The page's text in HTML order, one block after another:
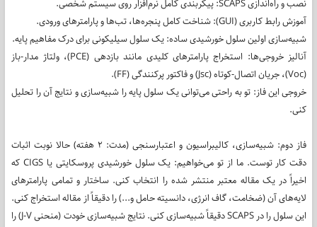
نصب و راه‌اندازی SCAPS: پیکربندی کامل نرم‌افزار روی سیستم شخصی.
آموزش رابط کاربری (GUI): شناخت کامل پنجره‌ها، تب‌ها و پارامترهای ورودی.
شبیه‌سازی اولین سلول خورشیدی ساده: یک سلول سیلیکونی برای درک مفاهیم پایه.
آنالیز خروجی‌ها: استخراج پارامترهای کلیدی مانند بازدهی (PCE)، ولتاژ مدار-باز
(Voc)، جریان اتصال-کوتاه (Jsc) و فاکتور پرکنندگی (FF).
خروجی این فاز: تو به راحتی می‌توانی یک سلول پایه را شبیه‌سازی و نتایج آن را تحلیل
کنی.
فاز دوم: شبیه‌سازی، کالیبراسیون و اعتبارسنجی (مدت: ۲ هفته) حالا نوبت اثبات
دقت کار توست. ما از تو می‌خواهیم: یک سلول خورشیدی پروسکایتی یا CIGS که
اخیراً در یک مقاله معتبر منتشر شده را انتخاب کنی. ساختار و تمامی پارامترهای
لایه‌های آن (ضخامت، گاف انرژی، دانسیته حامل و...) را دقیقاً از مقاله استخراج کنی.
این سلول را در SCAPS دقیقاً شبیه‌سازی کنی. نتایج شبیه‌سازی خودت (منحنی J-V) را